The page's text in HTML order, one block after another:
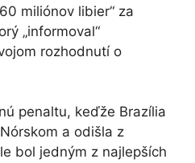
miliónov libier“ za
„informoval“
rozhodnutí o
penaltu, keďže Brazília
a odišla z
bol jedným z najlepších